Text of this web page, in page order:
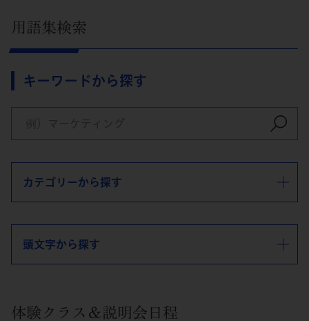
用語集検索
キーワードから探す
カテゴリーから探す
頭文字から探す
体験クラス＆説明会日程